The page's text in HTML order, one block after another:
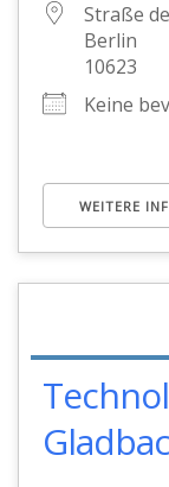
Straße
Berlin
10623
Keine
WEITERE